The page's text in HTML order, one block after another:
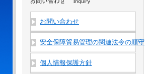
お問い合わせ
安全保障貿易管理の関連法令の順守
個人情報保護方針